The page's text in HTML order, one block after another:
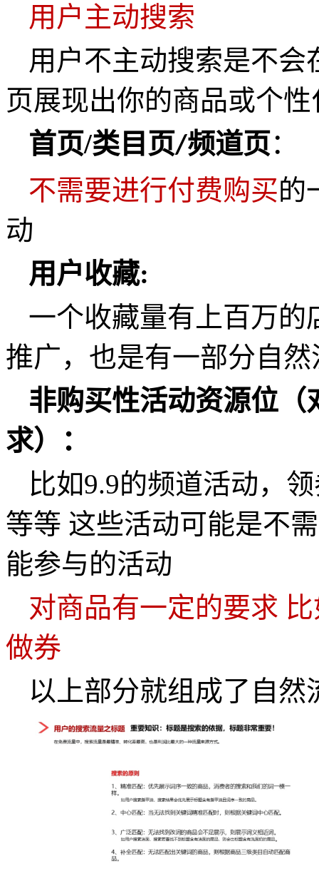
用户主动搜索
用户不主动搜索是不会
页展现出你的商品或个
首页/类目页/频道页：
不需要进行付费购买的
动
用户收藏:
一个收藏量有上百万的
推广，也是有一部分自
非购买性活动资源位（
求）：
比如9.9的频道活动，
等等 这些活动可能是不
能参与的活动
对商品有一定的要求
做券
以上部分就组成了自然